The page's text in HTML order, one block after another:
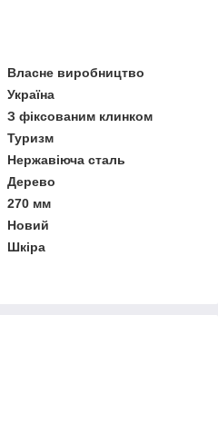
Власне виробництво
Україна
З фіксованим клинком
Туризм
Нержавіюча сталь
Дерево
270 мм
Новий
Шкіра